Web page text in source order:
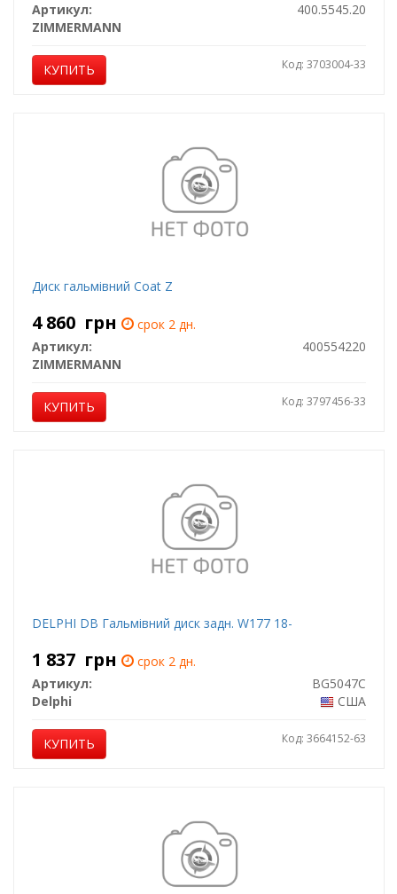
Артикул:
400.5545.20
ZIMMERMANN
КУПИТЬ Код: 3703004-33
Диск гальмівний Coat Z
4 860 грн
срок 2 дн.
Артикул:
400554220
ZIMMERMANN
КУПИТЬ Код: 3797456-33
DELPHI DB Гальмівний диск задн. W177 18-
1 837 грн
срок 2 дн.
Артикул:
BG5047C
Delphi
США
КУПИТЬ Код: 3664152-63